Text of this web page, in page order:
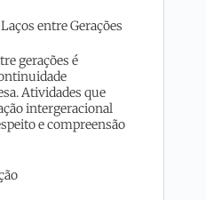
entre Gerações
gerações é
Atividades que
intergeracional
e compreensão